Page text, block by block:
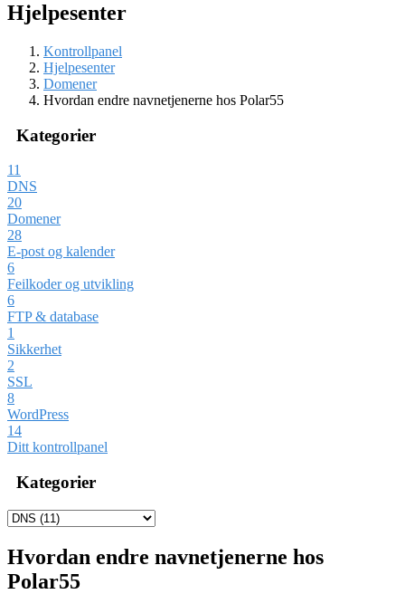
Hjelpesenter
Kontrollpanel
Hjelpesenter
Domener
Hvordan endre navnetjenerne hos Polar55
Kategorier
11
DNS
20
Domener
28
E-post og kalender
6
Feilkoder og utvikling
6
FTP & database
1
Sikkerhet
2
SSL
8
WordPress
14
Ditt kontrollpanel
Kategorier
Hvordan endre navnetjenerne hos
Polar55